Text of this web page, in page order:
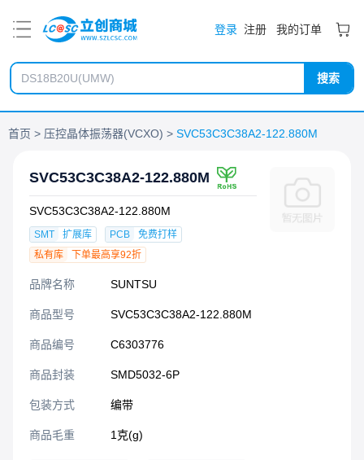
登录 注册 我的订单
搜索
首页 压控晶体振荡器(VCXO) SVC53C3C38A2-122.880M
SVC53C3C38A2-122.880M
SVC53C3C38A2-122.880M
SMT 扩展库 PCB
免费打样
私有库
下单最高享92折
品牌名称 SUNTSU
商品型号 SVC53C3C38A2-122.880M
商品编号 C6303776
商品封装 SMD5032-6P​
包装方式 编带
商品毛重 1克(g)